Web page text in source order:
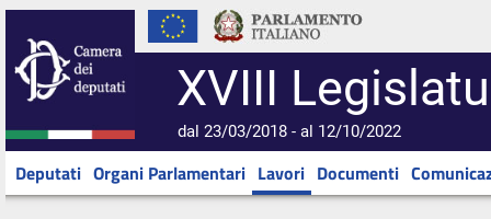
XVIII
dal 23/03/2018 - al 12/10/2022
Deputati Organi Parlamentari Lavori Documenti